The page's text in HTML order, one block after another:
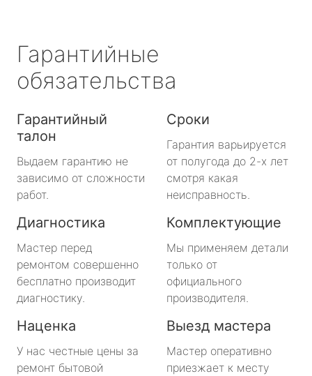
Гарантийные
обязательства
Гарантийный
талон
Выдаем гарантию не
зависимо от сложности
работ.
Сроки
Гарантия варьируется
от полугода до 2-х лет
смотря какая
неисправность.
Диагностика
Мастер перед
ремонтом совершенно
бесплатно производит
диагностику.
Комплектующие
Мы применяем детали
только от
официального
производителя.
Наценка
У нас честные цены за
ремонт бытовой
Выезд мастера
Мастер оперативно
приезжает к месту